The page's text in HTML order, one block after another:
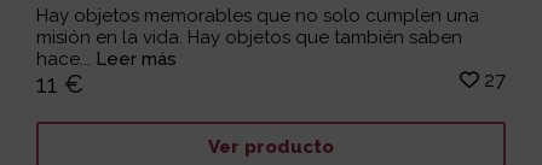
Hay objetos memorables que no solo cumplen una
misión en la vida. Hay objetos que también saben
hace... Leer más
11 € 27
Ver producto